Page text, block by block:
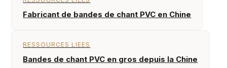
Fabricant de bandes de chant PVC en Chine
RESSOURCES LIEES
Bandes de chant PVC en gros depuis la Chine